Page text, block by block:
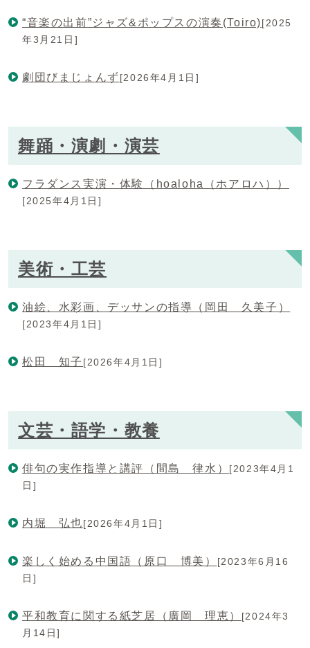
“音楽の出前”ジャズ&ポップスの演奏(Toiro)[2025
年3月21日]
劇団びまじょんず[2026年4月1日]
舞踊・演劇・演芸
フラダンス実演・体験（hoaloha（ホアロハ））
[2025年4月1日]
美術・工芸
油絵、水彩画、デッサンの指導（岡田 久美子）
[2023年4月1日]
松田 知子 [2026年4月1日]
文芸・語学・教養
俳句の実作指導と講評（間島 律水） [2023年4月1
日]
内堀 弘也[2026年4月1日]
楽しく始める中国語（原口 博美）
[2023年6月16
日]
平和教育に関する紙芝居（廣岡 理恵）
[2024年3
月14日]